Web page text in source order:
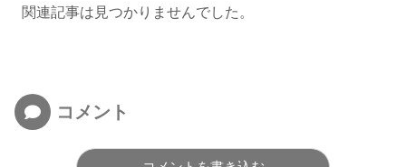
関連記事は見つかりませんでした。
コメント